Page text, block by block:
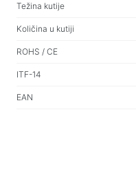
Household products
Podne vješalice za
Težina kutije
Količina u kutiji
ROHS / CE
ITF-14
EAN